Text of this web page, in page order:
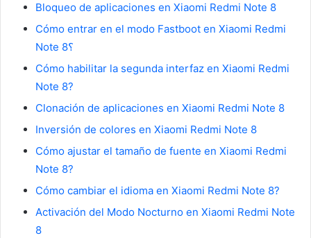
Bloqueo de aplicaciones en Xiaomi Redmi Note 8
Cómo entrar en el modo Fastboot en Xiaomi Redmi
Note 8؟
Cómo habilitar la segunda interfaz en Xiaomi Redmi
Note 8?
Clonación de aplicaciones en Xiaomi Redmi Note 8
Inversión de colores en Xiaomi Redmi Note 8
Cómo ajustar el tamaño de fuente en Xiaomi Redmi
Note 8?
Cómo cambiar el idioma en Xiaomi Redmi Note 8?
Activación del Modo Nocturno en Xiaomi Redmi Note
8